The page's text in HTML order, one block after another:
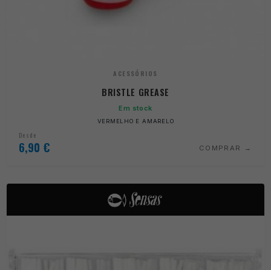
ACESSÓRIOS
BRISTLE GREASE
Em stock
VERMELHO E AMARELO
Desde
6,90 € COMPRAR